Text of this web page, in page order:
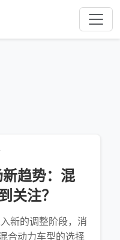
趋势：混
关注？
新的调整阶段，消
合动力车型的选择